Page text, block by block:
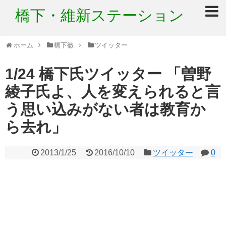
橋下・維新ステーション
ホーム 橋下徹 ツイッター
1/24 橋下氏ツイッター 「曽野
綾子氏よ、人を変えられると言
う思い込みがない者は教育か
ら去れ」
2013/1/25 2016/10/10 ツイッター 0